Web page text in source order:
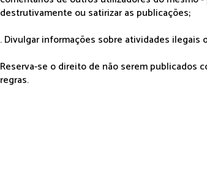
destrutivamente ou satirizar as publicações;
. Divulgar informações sobre atividades ilegais
Reserva-se o direito de não serem publicados
regras.